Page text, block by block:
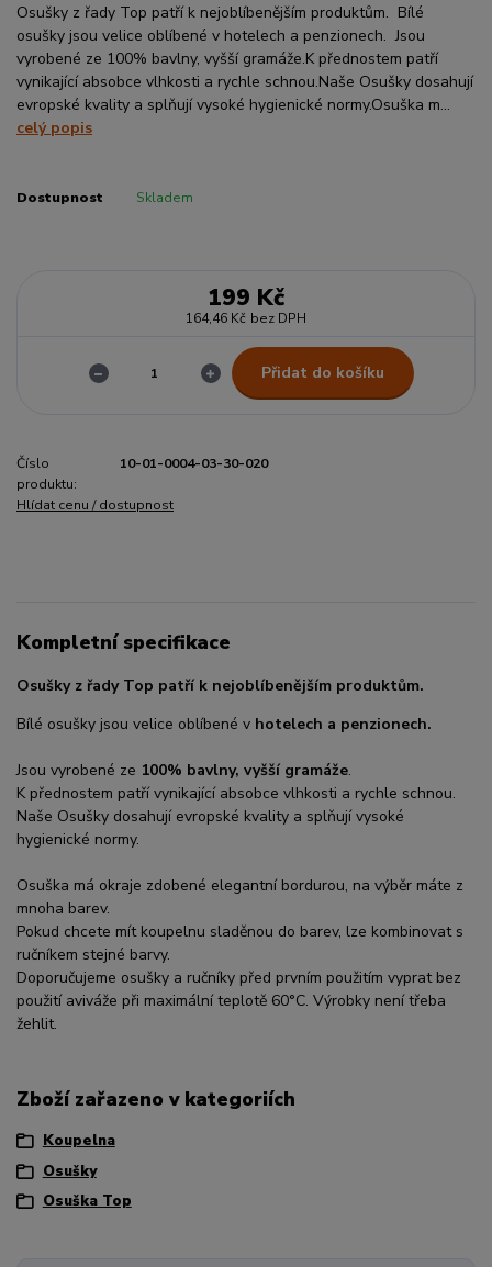
Osušky z řady Top patří k nejoblíbenějším produktům. Bílé
osušky jsou velice oblíbené v hotelech a penzionech. Jsou
vyrobené ze 100% bavlny, vyšší gramáže.K přednostem patří
vynikající absobce vlhkosti a rychle schnou.Naše Osušky dosahují
evropské kvality a splňují vysoké hygienické normy.Osuška m...
celý popis
Dostupnost Skladem
199 Kč
164,46 Kč bez DPH
Přidat do košíku
Číslo
produktu:
10-01-0004-03-30-020
Hlídat cenu / dostupnost
Kompletní specifikace
Osušky z řady Top patří k nejoblíbenějším produktům.
Bílé osušky jsou velice oblíbené v hotelech a penzionech.
Jsou vyrobené ze 100% bavlny, vyšší gramáže.
K přednostem patří vynikající absobce vlhkosti a rychle schnou.
Naše Osušky dosahují evropské kvality a splňují vysoké
hygienické normy.
Osuška má okraje zdobené elegantní bordurou, na výběr máte z
mnoha barev.
Pokud chcete mít koupelnu sladěnou do barev, lze kombinovat s
ručníkem stejné barvy.
Doporučujeme osušky a ručníky před prvním použitím vyprat bez
použití aviváže při maximální teplotě 60°C. Výrobky není třeba
žehlit.
Zboží zařazeno v kategoriích
Koupelna
Osušky
Osuška Top